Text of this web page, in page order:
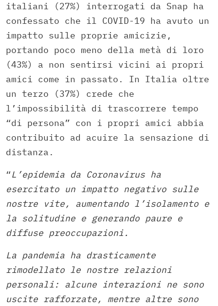
italiani (27%) interrogati da Snap ha
confessato che il COVID-19 ha avuto un
impatto sulle proprie amicizie,
portando poco meno della metà di loro
(43%) a non sentirsi vicini ai propri
amici come in passato. In Italia oltre
un terzo (37%) crede che
l’impossibilità di trascorrere tempo
“di persona” con i propri amici abbia
contribuito ad acuire la sensazione di
distanza.
“L’epidemia da Coronavirus ha
esercitato un impatto negativo sulle
nostre vite, aumentando l’isolamento e
la solitudine e generando paure e
diffuse preoccupazioni.
La pandemia ha drasticamente
rimodellato le nostre relazioni
personali: alcune interazioni ne sono
uscite rafforzate, mentre altre sono